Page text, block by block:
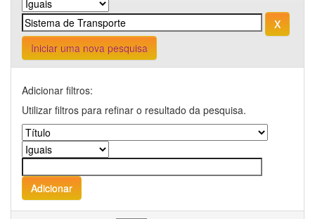
Iniciar uma nova pesquisa
Adicionar filtros:
Utilizar filtros para refinar o resultado da pesquisa.